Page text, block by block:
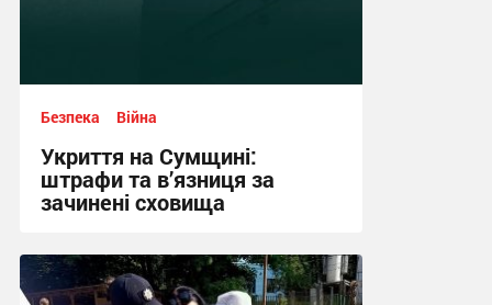
Безпека Війна
Укриття на Сумщині:
штрафи та в’язниця за
зачинені сховища
12:03, 13.07.2026